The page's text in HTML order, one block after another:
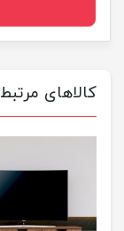
کالاهای مرتبط